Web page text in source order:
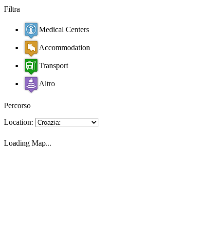
Filtra
Medical Centers
Accommodation
Transport
Altro
Percorso
Location:
Loading Map...